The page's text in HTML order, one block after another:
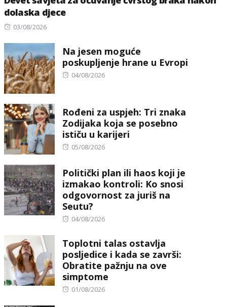
dolaska djece
Posted
03/08/2026
Na jesen moguće
poskupljenje hrane u Evropi
Posted
04/08/2026
Rođeni za uspjeh: Tri znaka
Zodijaka koja se posebno
ističu u karijeri
Posted
05/08/2026
Politički plan ili haos koji je
izmakao kontroli: Ko snosi
odgovornost za juriš na
Seutu?
Posted
04/08/2026
Toplotni talas ostavlja
posljedice i kada se završi:
Obratite pažnju na ove
simptome
Posted
01/08/2026